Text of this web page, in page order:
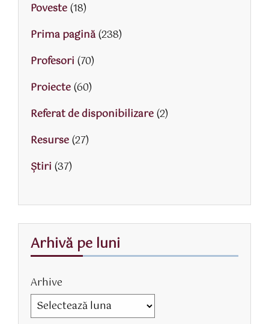
Poveste(18)
Prima pagină(238)
Profesori (70)
Proiecte(60)
Referat de disponibilizare(2)
Resurse(27)
Știri (37)
Arhivă pe luni
Arhive